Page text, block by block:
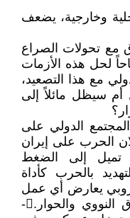
وخارجية، يضعف
مع تحولات الصراع
لحل هذه الأزمات
مع هذا التصعيد،
سيظل مائلاً إلى
الدولي على
الحرب على إيران
تميل إلى الضغط
بالحرب كأداة
الاتحاد الأوروبي يعارض أي عمل
عسكري، ويدفع باتجاه إحياء الاتفاق النووي والحوار.𔆓-